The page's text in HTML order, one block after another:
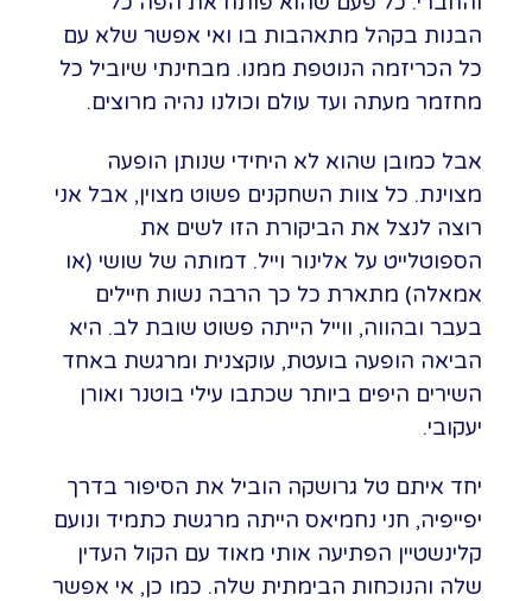
הבנות בקהל מתאהבות בו ואי אפשר שלא עם
כל הכריזמה הנוטפת ממנו. מבחינתי שיוביל כל
מחזמר מעתה ועד עולם וכולנו נהיה מרוצים.
אבל כמובן שהוא לא היחידי שנותן הופעה
מצוינת. כל צוות השחקנים פשוט מצוין, אבל אני
רוצה לנצל את הביקורת הזו לשים את
הספוטלייט על אלינור וייל. דמותה של שושי (או
אמאלה) מתארת כל כך הרבה נשות חיילים
בעבר ובהווה, ווייל הייתה פשוט שובת לב. היא
הביאה הופעה בועטת, עוקצנית ומרגשת באחד
השירים היפים ביותר שכתבו עילי בוטנר ואורן
יעקובי.
יחד איתם טל גרושקה הוביל את הסיפור בדרך
יפייפיה, חני נחמיאס הייתה מרגשת כתמיד ונועם
קלינשטיין הפתיעה אותי מאוד עם הקול העדין
שלה והנוכחות הבימתית שלה. כמו כן, אי אפשר